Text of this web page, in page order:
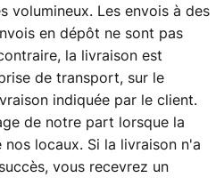
volumineux. Les envois à des
en dépôt ne sont pas
la livraison est
de transport, sur le
indiquée par le client.
de notre part lorsque la
locaux. Si la livraison n'a
vous recevrez un